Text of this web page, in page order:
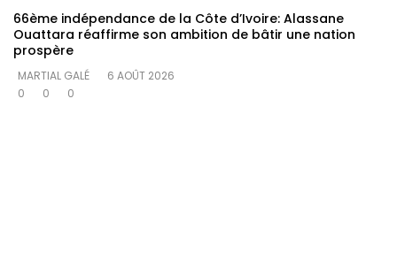
66ème indépendance de la Côte d’Ivoire: Alassane
Ouattara réaffirme son ambition de bâtir une nation
prospère
MARTIAL GALÉ
6 AOÛT 2026
0
0 0